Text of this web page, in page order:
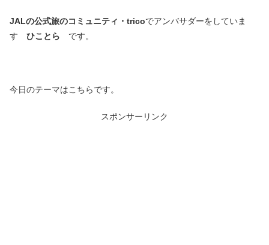
JALの公式旅のコミュニティ・tricoでアンバサダーをしていま
す ひことら です。
今日のテーマはこちらです。
スポンサーリンク